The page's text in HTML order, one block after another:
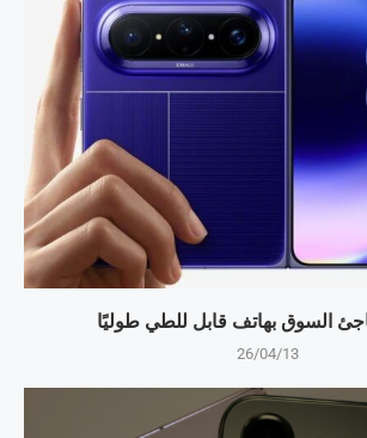
السوق بهاتف قابل للطي طوليًا
26/04/13